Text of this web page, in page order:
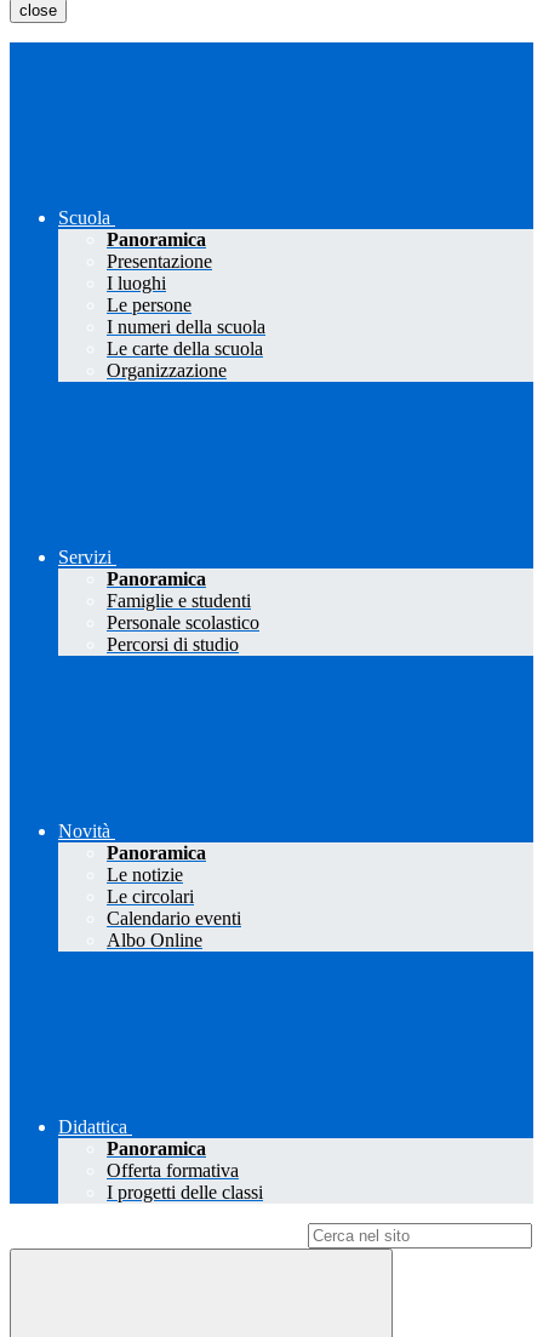
close
Scuola
Panoramica
Presentazione
I luoghi
Le persone
I numeri della scuola
Le carte della scuola
Organizzazione
Servizi
Panoramica
Famiglie e studenti
Personale scolastico
Percorsi di studio
Novità
Panoramica
Le notizie
Le circolari
Calendario eventi
Albo Online
Didattica
Panoramica
Offerta formativa
I progetti delle classi